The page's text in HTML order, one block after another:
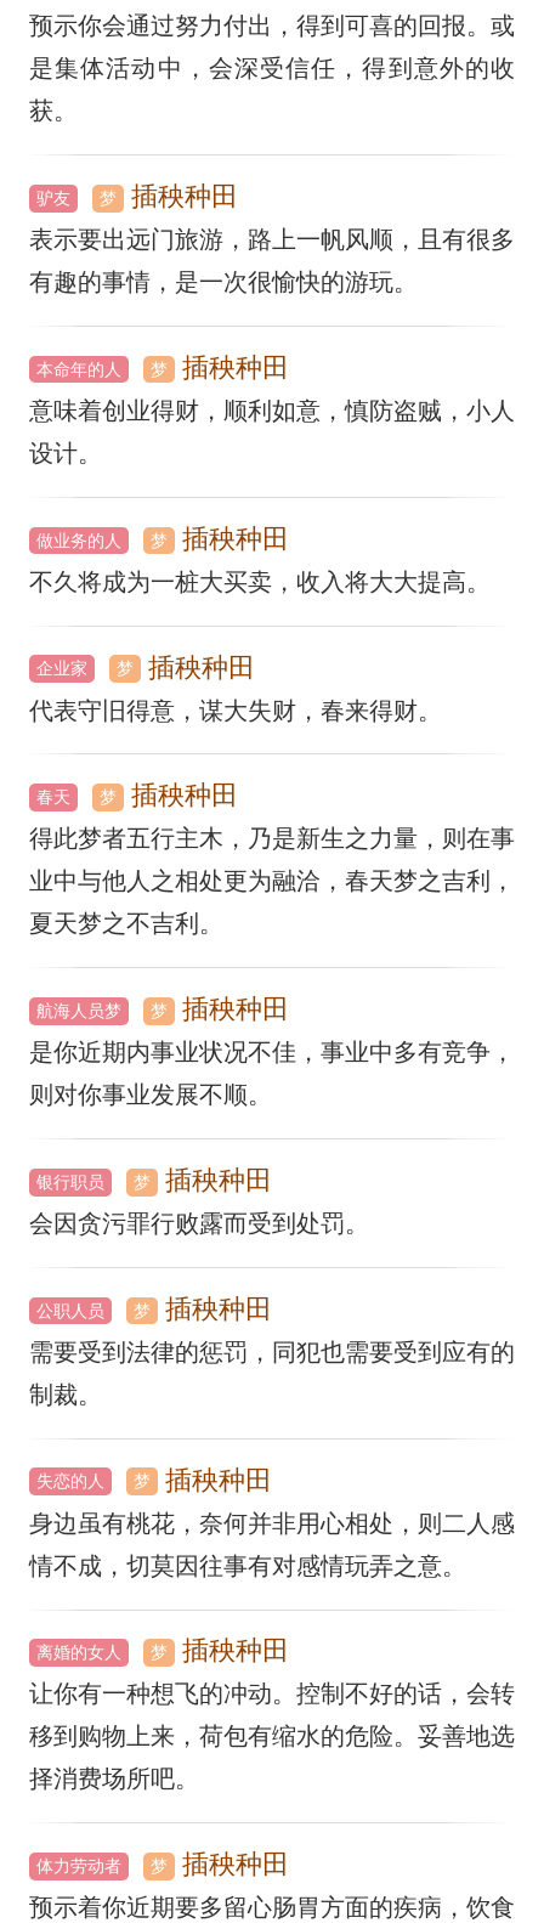
预示你会通过努力付出，得到可喜的回报。或
是集体活动中，会深受信任，得到意外的收
获。
驴友 梦 插秧种田
表示要出远门旅游，路上一帆风顺，且有很多
有趣的事情，是一次很愉快的游玩。
本命年的人 梦 插秧种田
意味着创业得财，顺利如意，慎防盗贼，小人
设计。
做业务的人 梦 插秧种田
不久将成为一桩大买卖，收入将大大提高。
企业家 梦 插秧种田
代表守旧得意，谋大失财，春来得财。
春天 梦 插秧种田
得此梦者五行主木，乃是新生之力量，则在事
业中与他人之相处更为融洽，春天梦之吉利，
夏天梦之不吉利。
航海人员梦 梦 插秧种田
是你近期内事业状况不佳，事业中多有竞争，
则对你事业发展不顺。
银行职员 梦 插秧种田
会因贪污罪行败露而受到处罚。
公职人员 梦 插秧种田
需要受到法律的惩罚，同犯也需要受到应有的
制裁。
失恋的人 梦 插秧种田
身边虽有桃花，奈何并非用心相处，则二人感
情不成，切莫因往事有对感情玩弄之意。
离婚的女人 梦 插秧种田
让你有一种想飞的冲动。控制不好的话，会转
移到购物上来，荷包有缩水的危险。妥善地选
择消费场所吧。
体力劳动者 梦 插秧种田
预示着你近期要多留心肠胃方面的疾病，饮食